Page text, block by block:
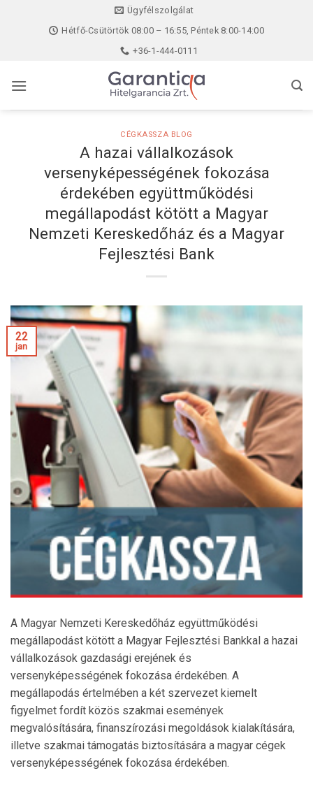
Ügyfélszolgálat
Hétfő-Csütörtök 08:00 – 16:55, Péntek 8:00-14:00
+36-1-444-0111
CÉGKASSZA BLOG
A hazai vállalkozások
versenyképességének fokozása
érdekében együttműködési
megállapodást kötött a Magyar
Nemzeti Kereskedőház és a Magyar
Fejlesztési Bank
22
jan
A Magyar Nemzeti Kereskedőház együttműködési
megállapodást kötött a Magyar Fejlesztési Bankkal a hazai
vállalkozások gazdasági erejének és
versenyképességének fokozása érdekében. A
megállapodás értelmében a két szervezet kiemelt
figyelmet fordít közös szakmai események
megvalósítására, finanszírozási megoldások kialakítására,
illetve szakmai támogatás biztosítására a magyar cégek
versenyképességének fokozása érdekében.